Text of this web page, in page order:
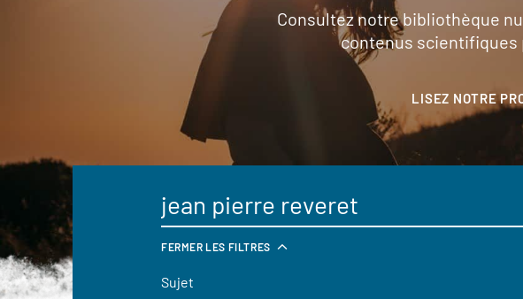
Consultez notre bibliothèque
contenus scientifiques
LISEZ NOTRE
FERMER LES FILTRES
Sujet